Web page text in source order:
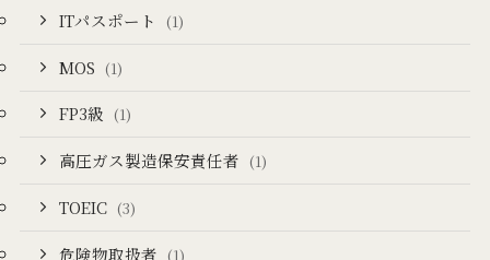
ITパスポート (1)
MOS (1)
FP3級 (1)
高圧ガス製造保安責任者 (1)
TOEIC (3)
危険物取扱者 (1)